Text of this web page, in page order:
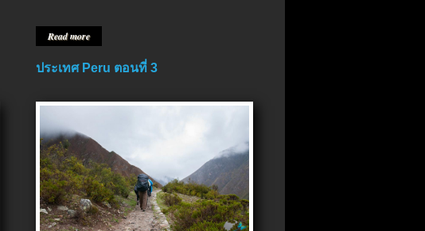
Read more
ประเทศ Peru ตอนที่ 3